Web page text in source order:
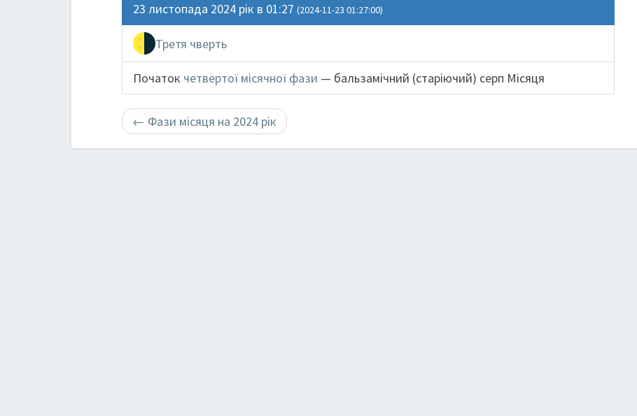
23 листопада 2024 рік в 01:27 (2024-11-23 01:27:00)
Третя чверть
Початок четвертої місячної фази — бальзамічний (старіючий) серп Місяця
← Фази місяця на 2024 рік